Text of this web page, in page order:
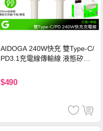
AIDOGA 240W快充 雙Type-C/
PD3.1充電線傳輸線 液態矽膠
機/平板/筆電
$490